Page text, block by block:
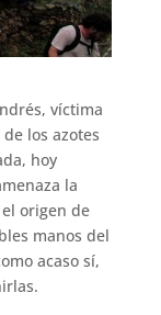
víctima
los azotes
hoy
la
origen de
manos del
acaso sí,